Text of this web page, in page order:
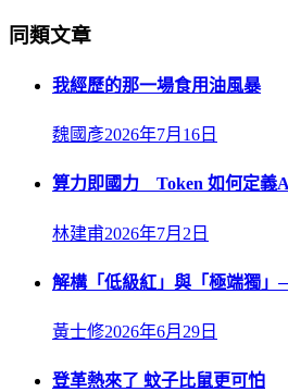
同類文章
我經歷的那一場食用油風暴
魏國彥2026年7月16日
算力即國力 Token 如何定義
林建甫2026年7月2日
解構「低級紅」與「極端獨」
黃士修2026年6月29日
登革熱來了 蚊子比鼠更可怕